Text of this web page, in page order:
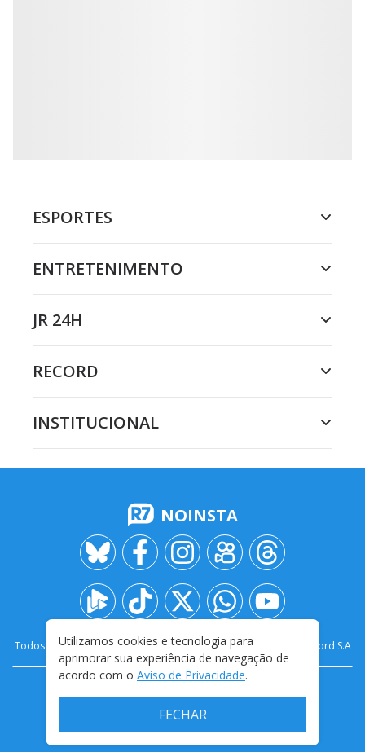
ESPORTES
ENTRETENIMENTO
JR 24H
RECORD
INSTITUCIONAL
NOINSTA
Todos os direitos reservados - 2009-2026- Rádio e Televisão Record S.A
TERMOS E CONDIÇÕES DE USO
Utilizamos cookies e tecnologia para
aprimorar sua experiência de navegação de
acordo com o Aviso de Privacidade.
FECHAR